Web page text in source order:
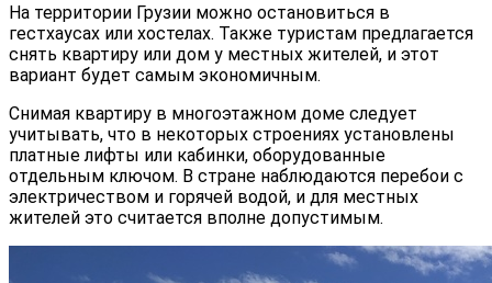
На территории Грузии можно остановиться в
гестхаусах или хостелах. Также туристам предлагается
снять квартиру или дом у местных жителей, и этот
вариант будет самым экономичным.
Снимая квартиру в многоэтажном доме следует
учитывать, что в некоторых строениях установлены
платные лифты или кабинки, оборудованные
отдельным ключом. В стране наблюдаются перебои с
электричеством и горячей водой, и для местных
жителей это считается вполне допустимым.